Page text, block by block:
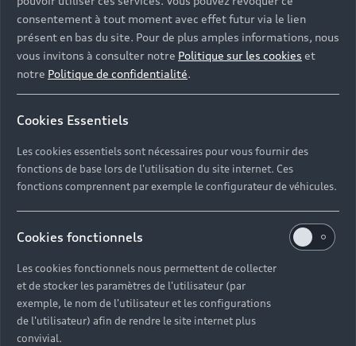
consentement à tout moment avec effet futur via le lien
présent en bas du site. Pour de plus amples informations, nous
vous invitons à consulter notre Politique sur les cookies et
notre Politique de confidentialité.
Cookies Essentiels
Les cookies essentiels sont nécessaires pour vous fournir des
fonctions de base lors de l'utilisation du site internet. Ces
fonctions comprennent par exemple le configurateur de véhicules.
Cookies fonctionnels
Les cookies fonctionnels nous permettent de collecter
et de stocker les paramètres de l'utilisateur (par
exemple, le nom de l'utilisateur et les configurations
de l'utilisateur) afin de rendre le site internet plus
convivial.